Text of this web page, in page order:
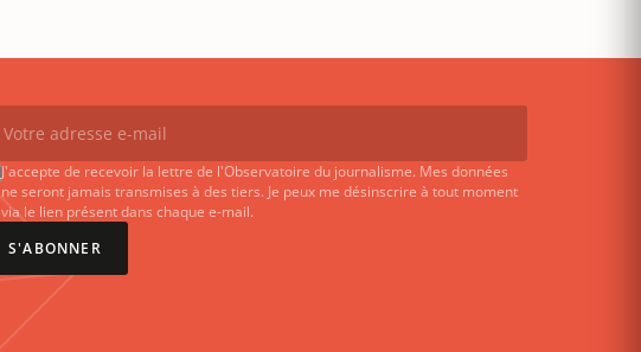
J'accepte de recevoir la lettre de l'Observatoire du journalisme. Mes données
ne seront jamais transmises à des tiers. Je peux me désinscrire à tout moment
via le lien présent dans chaque e-mail.
S'ABONNER